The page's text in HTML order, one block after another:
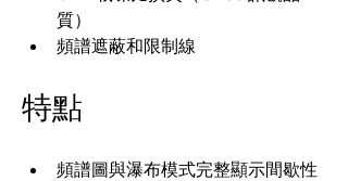
質）
頻譜遮蔽和限制線
特點
頻譜圖與瀑布模式完整顯示間歇性